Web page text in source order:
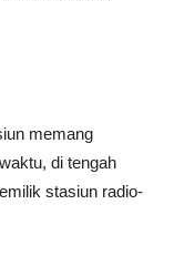
memang
di tengah
stasiun radio-